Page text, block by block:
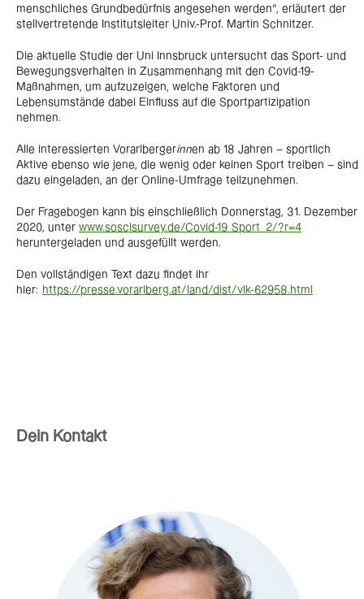
menschliches Grundbedürfnis angesehen werden“, erläutert der
stellvertretende Institutsleiter Univ.-Prof. Martin Schnitzer.
Die aktuelle Studie der Uni Innsbruck untersucht das Sport- und
Bewegungsverhalten in Zusammenhang mit den Covid-19-
Maßnahmen, um aufzuzeigen, welche Faktoren und
Lebensumstände dabei Einfluss auf die Sportpartizipation
nehmen.
Alle interessierten Vorarlbergerinnen ab 18 Jahren – sportlich
Aktive ebenso wie jene, die wenig oder keinen Sport treiben – sind
dazu eingeladen, an der Online-Umfrage teilzunehmen.
Der Fragebogen kann bis einschließlich Donnerstag, 31. Dezember
2020, unter www.soscisurvey.de/Covid-19_Sport_2/?r=4
heruntergeladen und ausgefüllt werden.
Den vollständigen Text dazu findet ihr
hier: https://presse.vorarlberg.at/land/dist/vlk-62958.html
Dein Kontakt